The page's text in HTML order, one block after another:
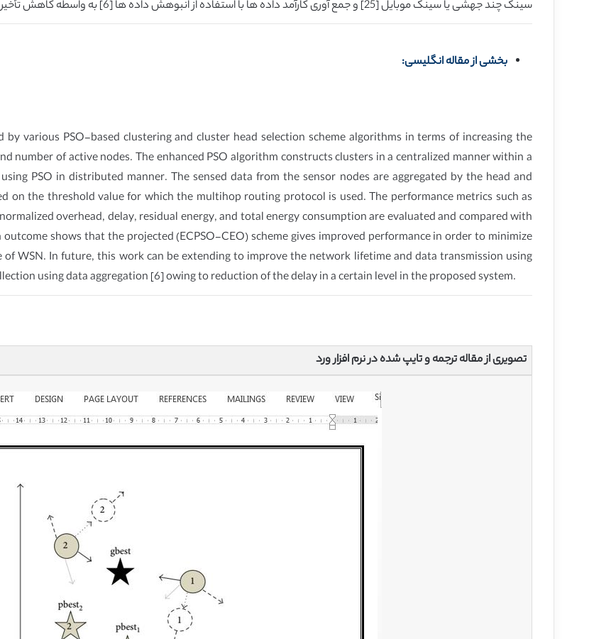
سینک چند جهشی یا سینک موبایل [25] و جمع آوری کارآمد داده ها با استفاده از انبوهش داده ها [6] به واسطه کاهش تأخیر در سطح معینی از سیستم پیشنهادی بهبود یابد.
بخشی از مقاله انگلیسی:
various PSO-based clustering and cluster head selection scheme algorithms in terms of increasing the
number of active nodes. The enhanced PSO algorithm constructs clusters in a centralized manner within a
PSO in distributed manner. The sensed data from the sensor nodes are aggregated by the head and
on the threshold value for which the multihop routing protocol is used. The performance metrics such as
overhead, delay, residual energy, and total energy consumption are evaluated and compared with
shows that the projected (ECPSO-CEO) scheme gives improved performance in order to minimize
WSN. In future, this work can be extending to improve the network lifetime and data transmission using
using data aggregation [6] owing to reduction of the delay in a certain level in the proposed system.
تصویری از مقاله ترجمه و تایپ شده در نرم افزار ورد